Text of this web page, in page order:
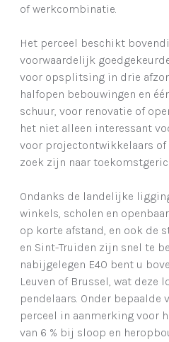
of werkcombinatie.
Het perceel beschikt
voorwaardelijk
voor opsplitsing in drie
halfopen bebouwingen en
schuur, voor renovatie of
het niet alleen interessant
voor projectontwikkelaars
zoek zijn naar
Ondanks de landelijke
winkels, scholen en
op korte afstand, en ook de
en Sint-Truiden zijn snel te
nabijgelegen E40 bent u
Leuven of Brussel, wat deze
pendelaars. Onder
perceel in aanmerking voor
van 6 % bij sloop en